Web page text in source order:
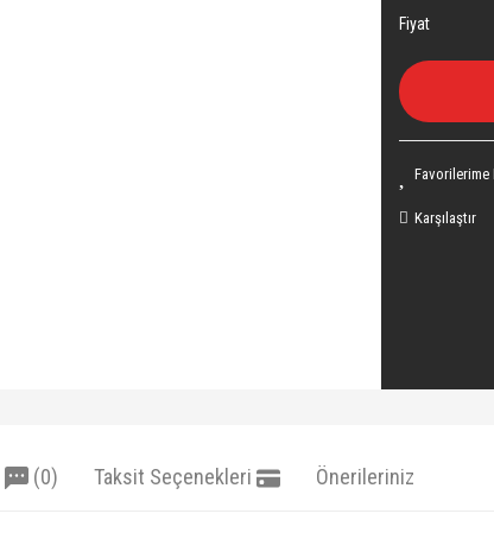
Fiyat
Karşılaştır
(0) Taksit Seçenekleri Önerileriniz